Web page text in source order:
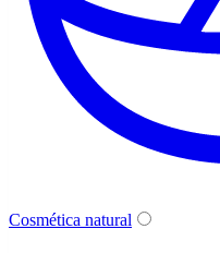
Cosmética natural